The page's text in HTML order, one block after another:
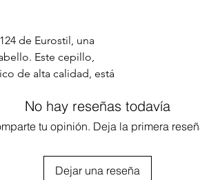
de Eurostil, una
Este cepillo,
de alta calidad, está
son suaves al tacto,
shampoo, lo que ayuda
un crecimiento más
es iónico ni térmico, lo
No hay reseñas todavía
tu opinión. Deja la primera
Dejar una reseña